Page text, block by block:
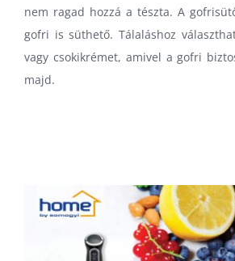
nem ragad hozzá a tészta. A
gofri is süthető. Tálaláshoz
vagy csokikrémet, amivel a gofri
majd.